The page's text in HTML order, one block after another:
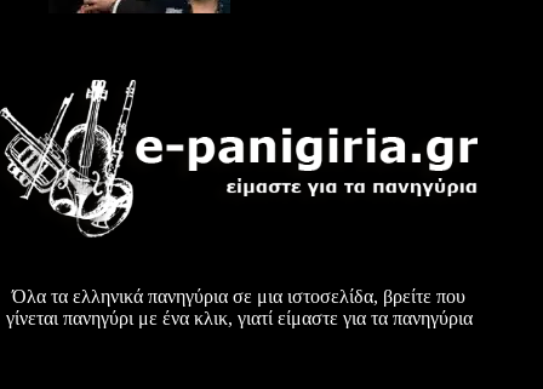
Όλα τα ελληνικά πανηγύρια σε μια ιστοσελίδα, βρείτε που
γίνεται πανηγύρι με ένα κλικ, γιατί είμαστε για τα πανηγύρια